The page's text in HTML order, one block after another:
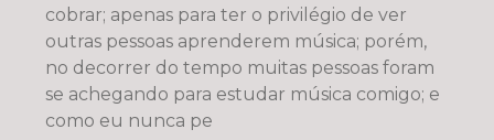
cobrar; apenas para ter o privilégio de ver
outras pessoas aprenderem música; porém,
no decorrer do tempo muitas pessoas foram
se achegando para estudar música comigo; e
como eu nunca pe